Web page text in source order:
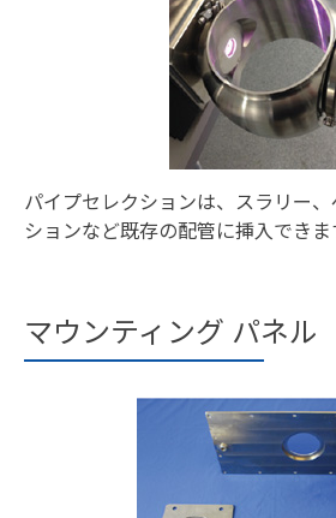
パイプセレクションは、スラリー
ションなど既存の配管に挿入できま
マウンティング パネル